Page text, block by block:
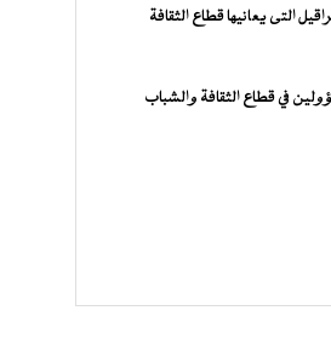
التى يعانيها قطاع الثقافة
في قطاع الثقافة والشباب